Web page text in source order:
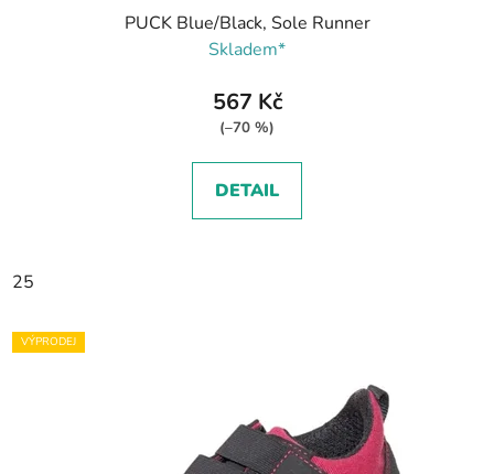
PUCK Blue/Black, Sole Runner
Skladem*
567 Kč
(–70 %)
DETAIL
25
VÝPRODEJ